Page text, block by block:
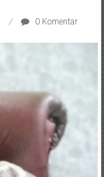
0 Komentar